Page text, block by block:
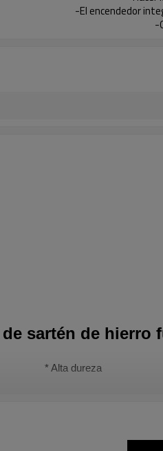
-El encendedor
-
sartén de hierro
* Alta dureza